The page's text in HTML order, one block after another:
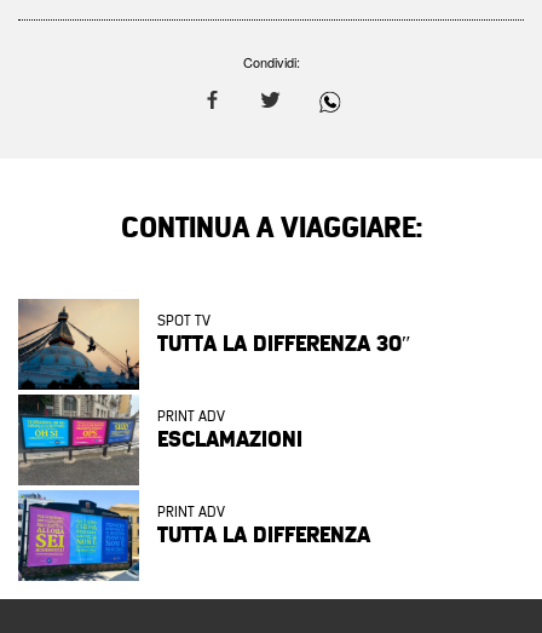
Condividi:
CONTINUA A VIAGGIARE:
SPOT TV
TUTTA LA DIFFERENZA 30″
PRINT ADV
ESCLAMAZIONI
PRINT ADV
TUTTA LA DIFFERENZA